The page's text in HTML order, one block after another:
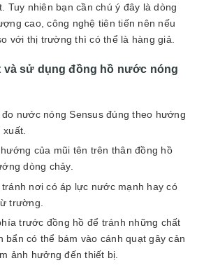
Tuy nhiên bạn cần chú ý đây là dòng
cao, công nghệ tiên tiến nên nếu
với thị trường thì có thể là hàng giả.
và sử dụng đồng hồ nước nóng
nước nóng Sensus đúng theo hướng
của mũi tên trên thân đồng hồ
dòng chảy.
nơi có áp lực nước mạnh hay có
trường.
trước đồng hồ để tránh những chất
bẩn có thể bám vào cánh quạt gây cản
ảnh hưởng đến thiết bị.